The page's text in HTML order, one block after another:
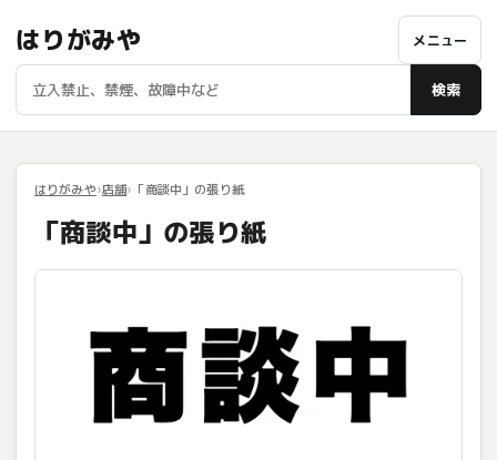
はりがみや
検索
メニュー
はりがみや 店舗 「商談中」の張り紙
「商談中」の張り紙